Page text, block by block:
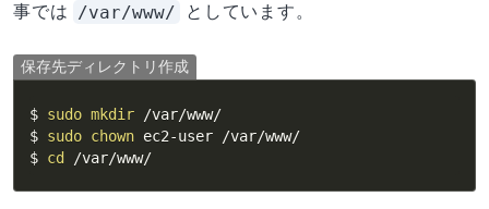
事では
/var/www/ としています。
保存先ディレクトリ作成
$ sudo mkdir /var/www/
$ sudo chown ec2-user /var/www/
$ cd /var/www/